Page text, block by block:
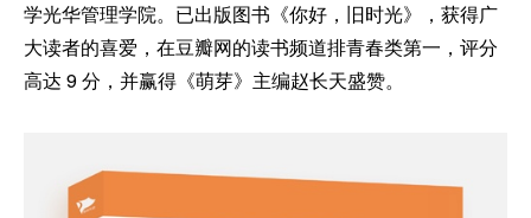
学光华管理学院。已出版图书《你好，旧时光》，获得广
大读者的喜爱，在豆瓣网的读书频道排青春类第一，评分
高达 9 分，并赢得《萌芽》主编赵长天盛赞。